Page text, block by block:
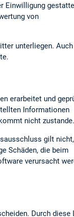
Einwilligung
von
unterliegen.
erarbeitet und
Informationen
nicht zustande.
gilt nicht,
Schäden, die beim
verursacht
Durch diese